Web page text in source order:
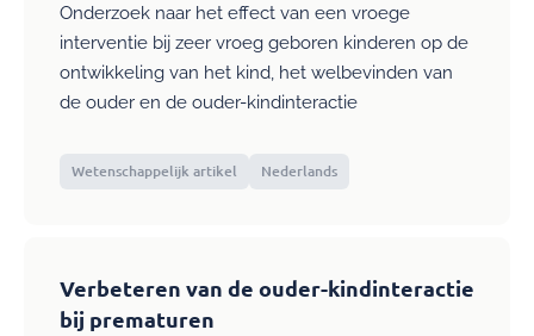
Onderzoek naar het effect van een vroege
interventie bij zeer vroeg geboren kinderen op de
ontwikkeling van het kind, het welbevinden van
de ouder en de ouder-kindinteractie
Wetenschappelijk artikel Nederlands
Verbeteren van de ouder-kindinteractie
bij prematuren